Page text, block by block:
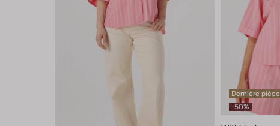
Dernière pièce
-50%